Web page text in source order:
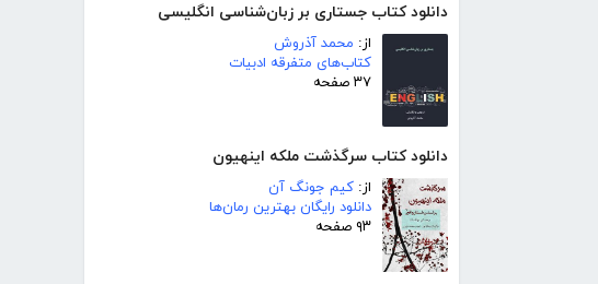
دانلود کتاب جستاری بر زبان‌شناسی انگلیسی
از: محمد آذروش
کتاب‌های متفرقه ادبیات
۳۷ صفحه
دانلود کتاب سرگذشت ملکه اینهیون
از: کیم جونگ آن
دانلود رایگان بهترین رمان‌ها
۹۳ صفحه